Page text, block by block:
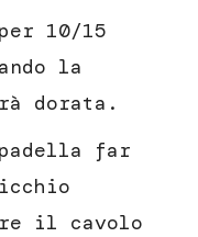
10/15
la
dorata.
far
il cavolo